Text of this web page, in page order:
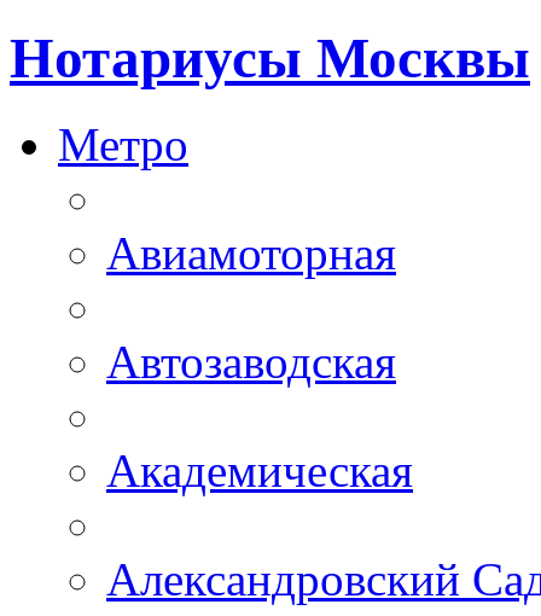
Нотариусы Москвы
Метро
Авиамоторная
Автозаводская
Академическая
Александровский